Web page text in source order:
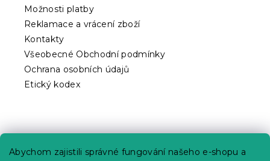
Abychom zajistili správné fungování našeho e-shopu a
Možnosti platby
Reklamace a vrácení zboží
Kontakty
Všeobecné Obchodní podmínky
Ochrana osobních údajů
Etický kodex